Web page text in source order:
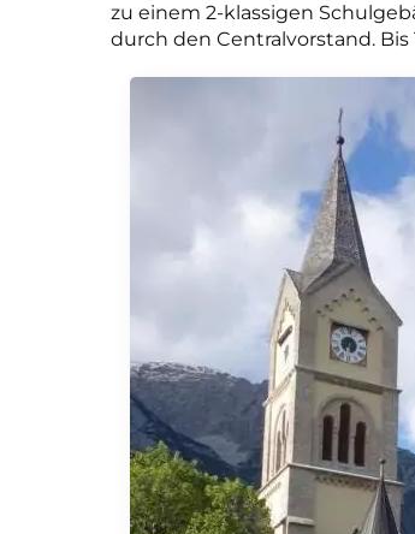
zu einem 2-klassigen
durch den Centralvorstand. Bis